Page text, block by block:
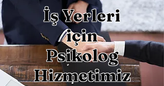
İş Yerleri
için
Psikolog
Hizmetimiz